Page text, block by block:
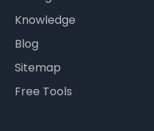
Knowledge
Blog
Sitemap
Free Tools